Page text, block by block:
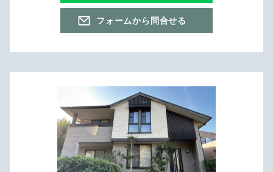
フォームから問合せる